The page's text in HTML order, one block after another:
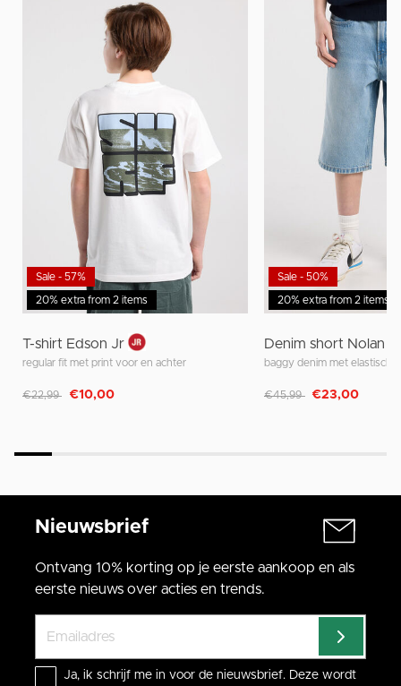
20% extra from 2 items
Sale - 57%
T-shirt Edson Jr
regular fit met print voor en achter
Afgeprijsd van
€22,99 naar
€10,00
20% extra from 2 items
Sale - 50%
Denim short Nolan
baggy denim met elastische
Afgeprijsd van
€45,99 naar
€23,00
Nieuwsbrief
Ontvang 10% korting op je eerste aankoop en als
eerste nieuws over acties en trends.
Ja, ik schrijf me in voor de nieuwsbrief. Deze wordt